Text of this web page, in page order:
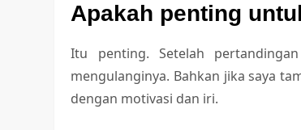
Apakah penting
Itu penting. Setelah
mengulanginya. Bahkan jika saya
dengan motivasi dan iri.